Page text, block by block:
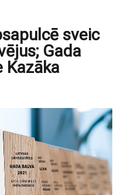
sveic
Gada
Kazāka